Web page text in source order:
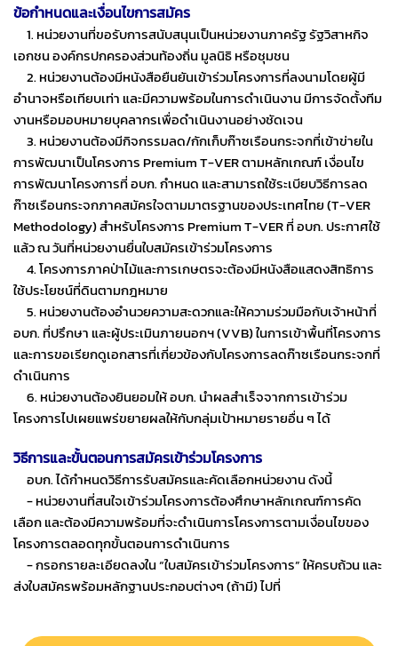
ข้อกำหนดและเงื่อนไขการสมัคร
1. หน่วยงานที่ขอรับการสนับสนุนเป็นหน่วยงานภาครัฐ รัฐวิสาหกิจ
เอกชน องค์กรปกครองส่วนท้องถิ่น มูลนิธิ หรือชุมชน
2. หน่วยงานต้องมีหนังสือยืนยันเข้าร่วมโครงการที่ลงนามโดยผู้มี
อำนาจหรือเทียบเท่า และมีความพร้อมในการดำเนินงาน มีการจัดตั้งทีม
งานหรือมอบหมายบุคลากรเพื่อดำเนินงานอย่างชัดเจน
3. หน่วยงานต้องมีกิจกรรมลด/กักเก็บก๊าซเรือนกระจกที่เข้าข่ายใน
การพัฒนาเป็นโครงการ Premium T-VER ตามหลักเกณฑ์ เงื่อนไข
การพัฒนาโครงการที่ อบก. กำหนด และสามารถใช้ระเบียบวิธีการลด
ก๊าซเรือนกระจกภาคสมัครใจตามมาตรฐานของประเทศไทย (T-VER
Methodology) สำหรับโครงการ Premium T-VER ที่ อบก. ประกาศใช้
แล้ว ณ วันที่หน่วยงานยื่นใบสมัครเข้าร่วมโครงการ
4. โครงการภาคป่าไม้และการเกษตรจะต้องมีหนังสือแสดงสิทธิการ
ใช้ประโยชน์ที่ดินตามกฎหมาย
5. หน่วยงานต้องอำนวยความสะดวกและให้ความร่วมมือกับเจ้าหน้าที่
อบก. ที่ปรึกษา และผู้ประเมินภายนอกฯ (VVB) ในการเข้าพื้นที่โครงการ
และการขอเรียกดูเอกสารที่เกี่ยวข้องกับโครงการลดก๊าซเรือนกระจกที่
ดำเนินการ
6. หน่วยงานต้องยินยอมให้ อบก. นำผลสำเร็จจากการเข้าร่วม
โครงการไปเผยแพร่ขยายผลให้กับกลุ่มเป้าหมายรายอื่น ๆ ได้
วิธีการและขั้นตอนการสมัครเข้าร่วมโครงการ
อบก. ได้กำหนดวิธีการรับสมัครและคัดเลือกหน่วยงาน ดังนี้
- หน่วยงานที่สนใจเข้าร่วมโครงการต้องศึกษาหลักเกณฑ์การคัด
เลือก และต้องมีความพร้อมที่จะดำเนินการโครงการตามเงื่อนไขของ
โครงการตลอดทุกขั้นตอนการดำเนินการ
- กรอกรายละเอียดลงใน “ใบสมัครเข้าร่วมโครงการ” ให้ครบถ้วน และ
ส่งใบสมัครพร้อมหลักฐานประกอบต่างๆ (ถ้ามี) ไปที่